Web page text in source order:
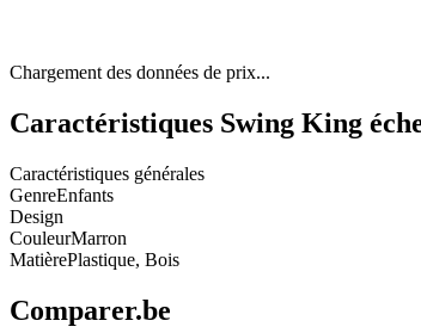
Chargement des données de prix...
Caractéristiques Swing King
Caractéristiques générales
GenreEnfants
Design
CouleurMarron
MatièrePlastique, Bois
Comparer.be